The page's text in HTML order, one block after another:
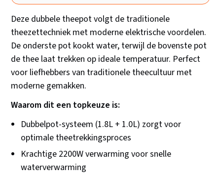
Deze dubbele theepot volgt de traditionele
theezettechniek met moderne elektrische voordelen.
De onderste pot kookt water, terwijl de bovenste pot
de thee laat trekken op ideale temperatuur. Perfect
voor liefhebbers van traditionele theecultuur met
moderne gemakken.
Waarom dit een topkeuze is:
Dubbelpot-systeem (1.8L + 1.0L) zorgt voor
optimale theetrekkingsproces
Krachtige 2200W verwarming voor snelle
waterverwarming